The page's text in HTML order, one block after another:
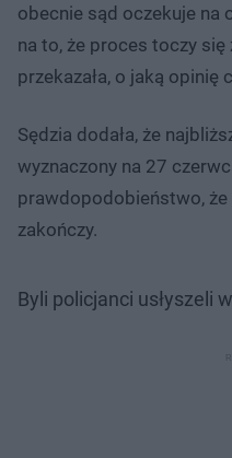
obecnie sąd oczekuje na
na to, że proces toczy się
przekazała, o jaką opinię
Sędzia dodała, że
wyznaczony na 27
prawdopodobieństwo,
zakończy.
Byli policjanci usłyszeli